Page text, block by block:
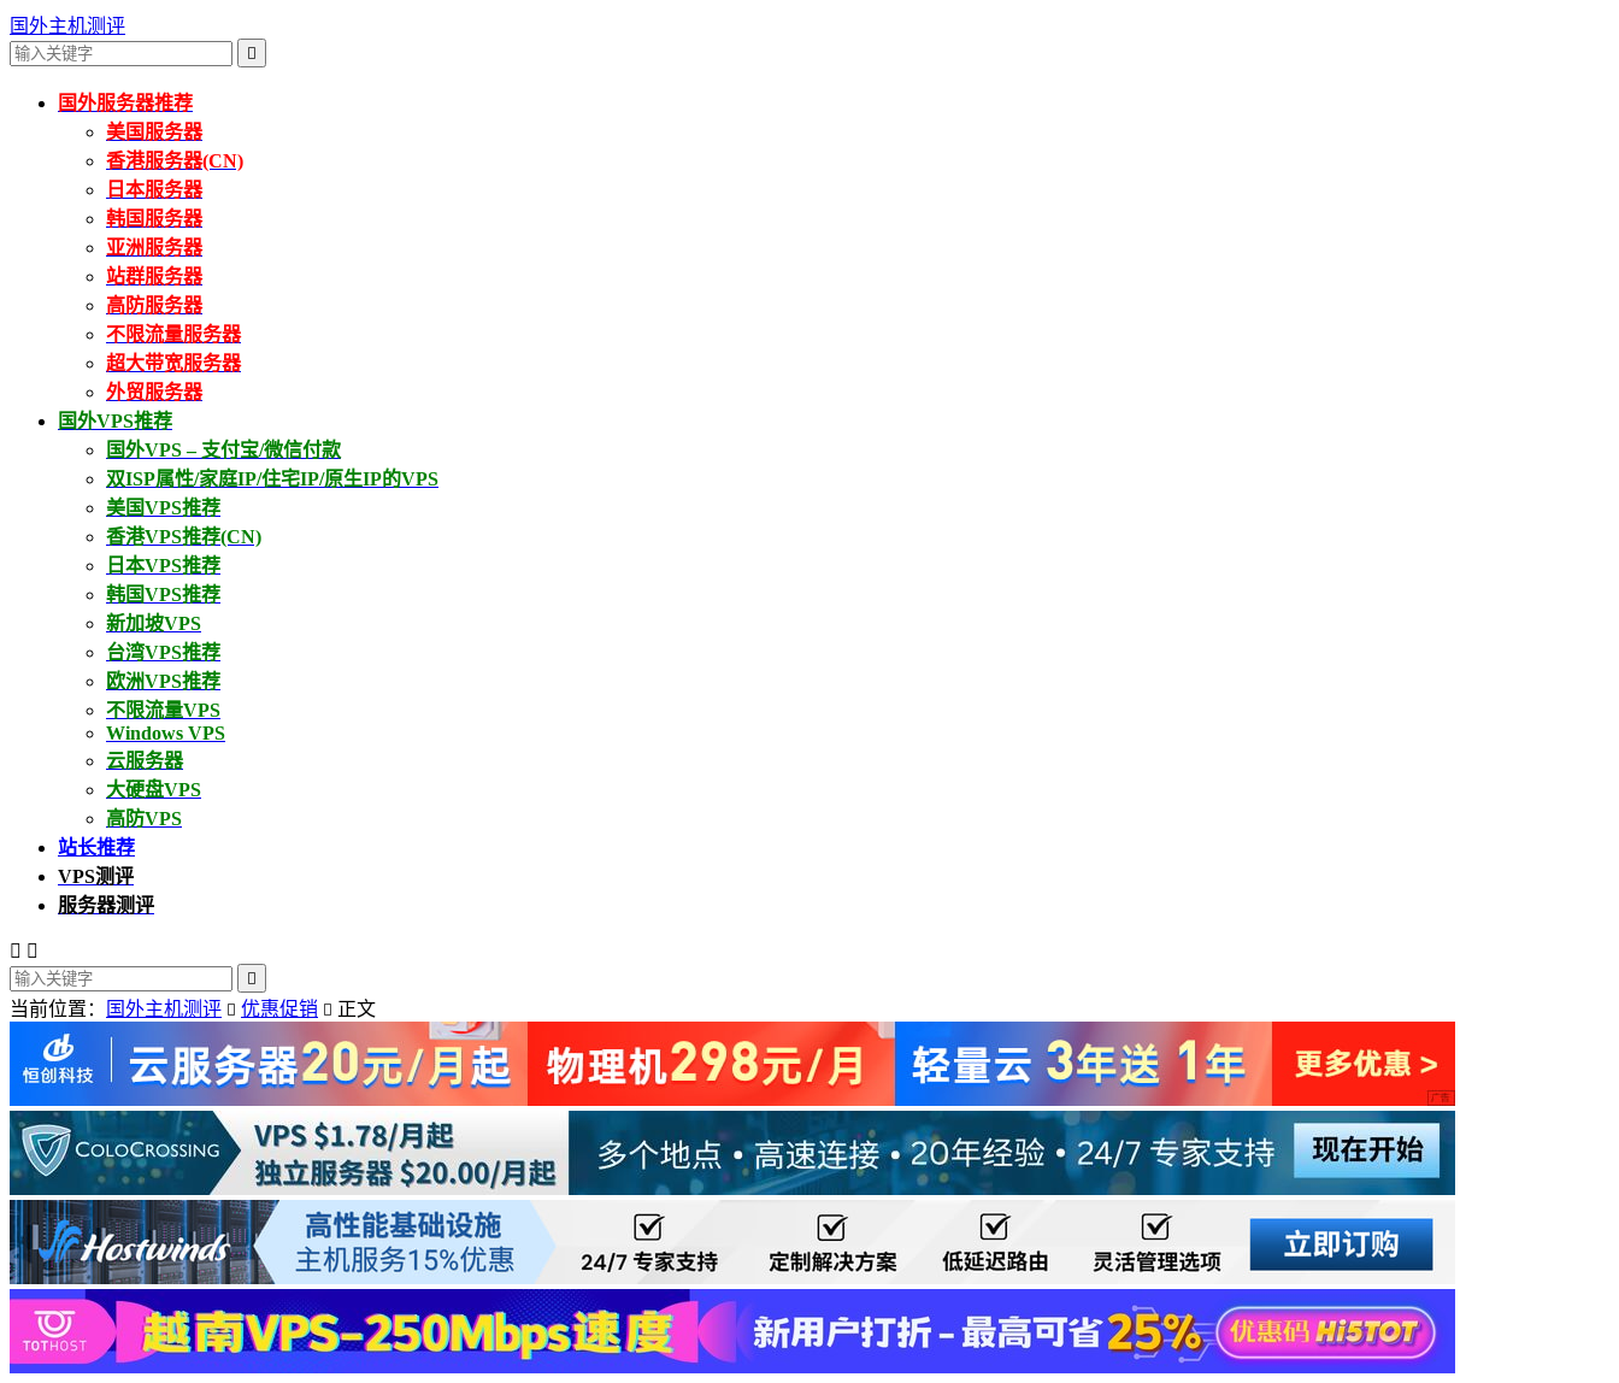
国外主机测评

国外服务器推荐
美国服务器
香港服务器(CN)
日本服务器
韩国服务器
亚洲服务器
站群服务器
高防服务器
不限流量服务器
超大带宽服务器
外贸服务器
国外VPS推荐
国外VPS – 支付宝/微信付款
双ISP属性/家庭IP/住宅IP/原生IP的VPS
美国VPS推荐
香港VPS推荐(CN)
日本VPS推荐
韩国VPS推荐
新加坡VPS
台湾VPS推荐
欧洲VPS推荐
不限流量VPS
Windows VPS
云服务器
大硬盘VPS
高防VPS
站长推荐
VPS测评
服务器测评
 

当前位置： 国外主机测评  优惠促销  正文